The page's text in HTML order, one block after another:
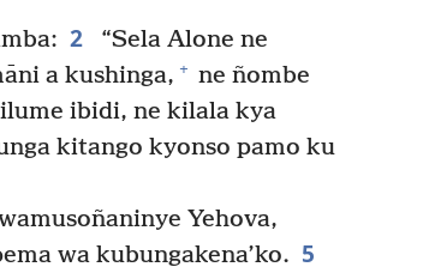
2
“Sela Alone ne
a kushinga, + ne ñombe
ibidi, ne kilala kya
kitango kyonso pamo ku
Yehova,
wa kubungakena’ko. 5